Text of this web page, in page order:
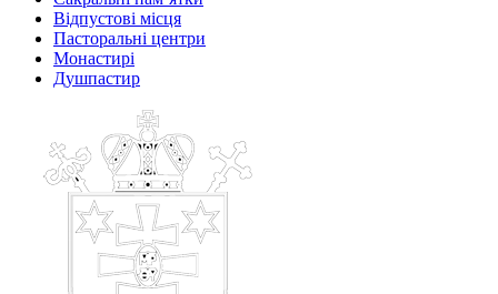
Відпустові місця
Пасторальні центри
Монастирі
Душпастир